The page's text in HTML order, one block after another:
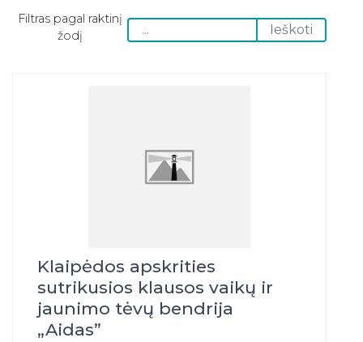
Filtras pagal raktinį
žodįFiltras
Ieškoti
Klaipėdos apskrities
sutrikusios klausos vaikų ir
jaunimo tėvų bendrija
„Aidas”